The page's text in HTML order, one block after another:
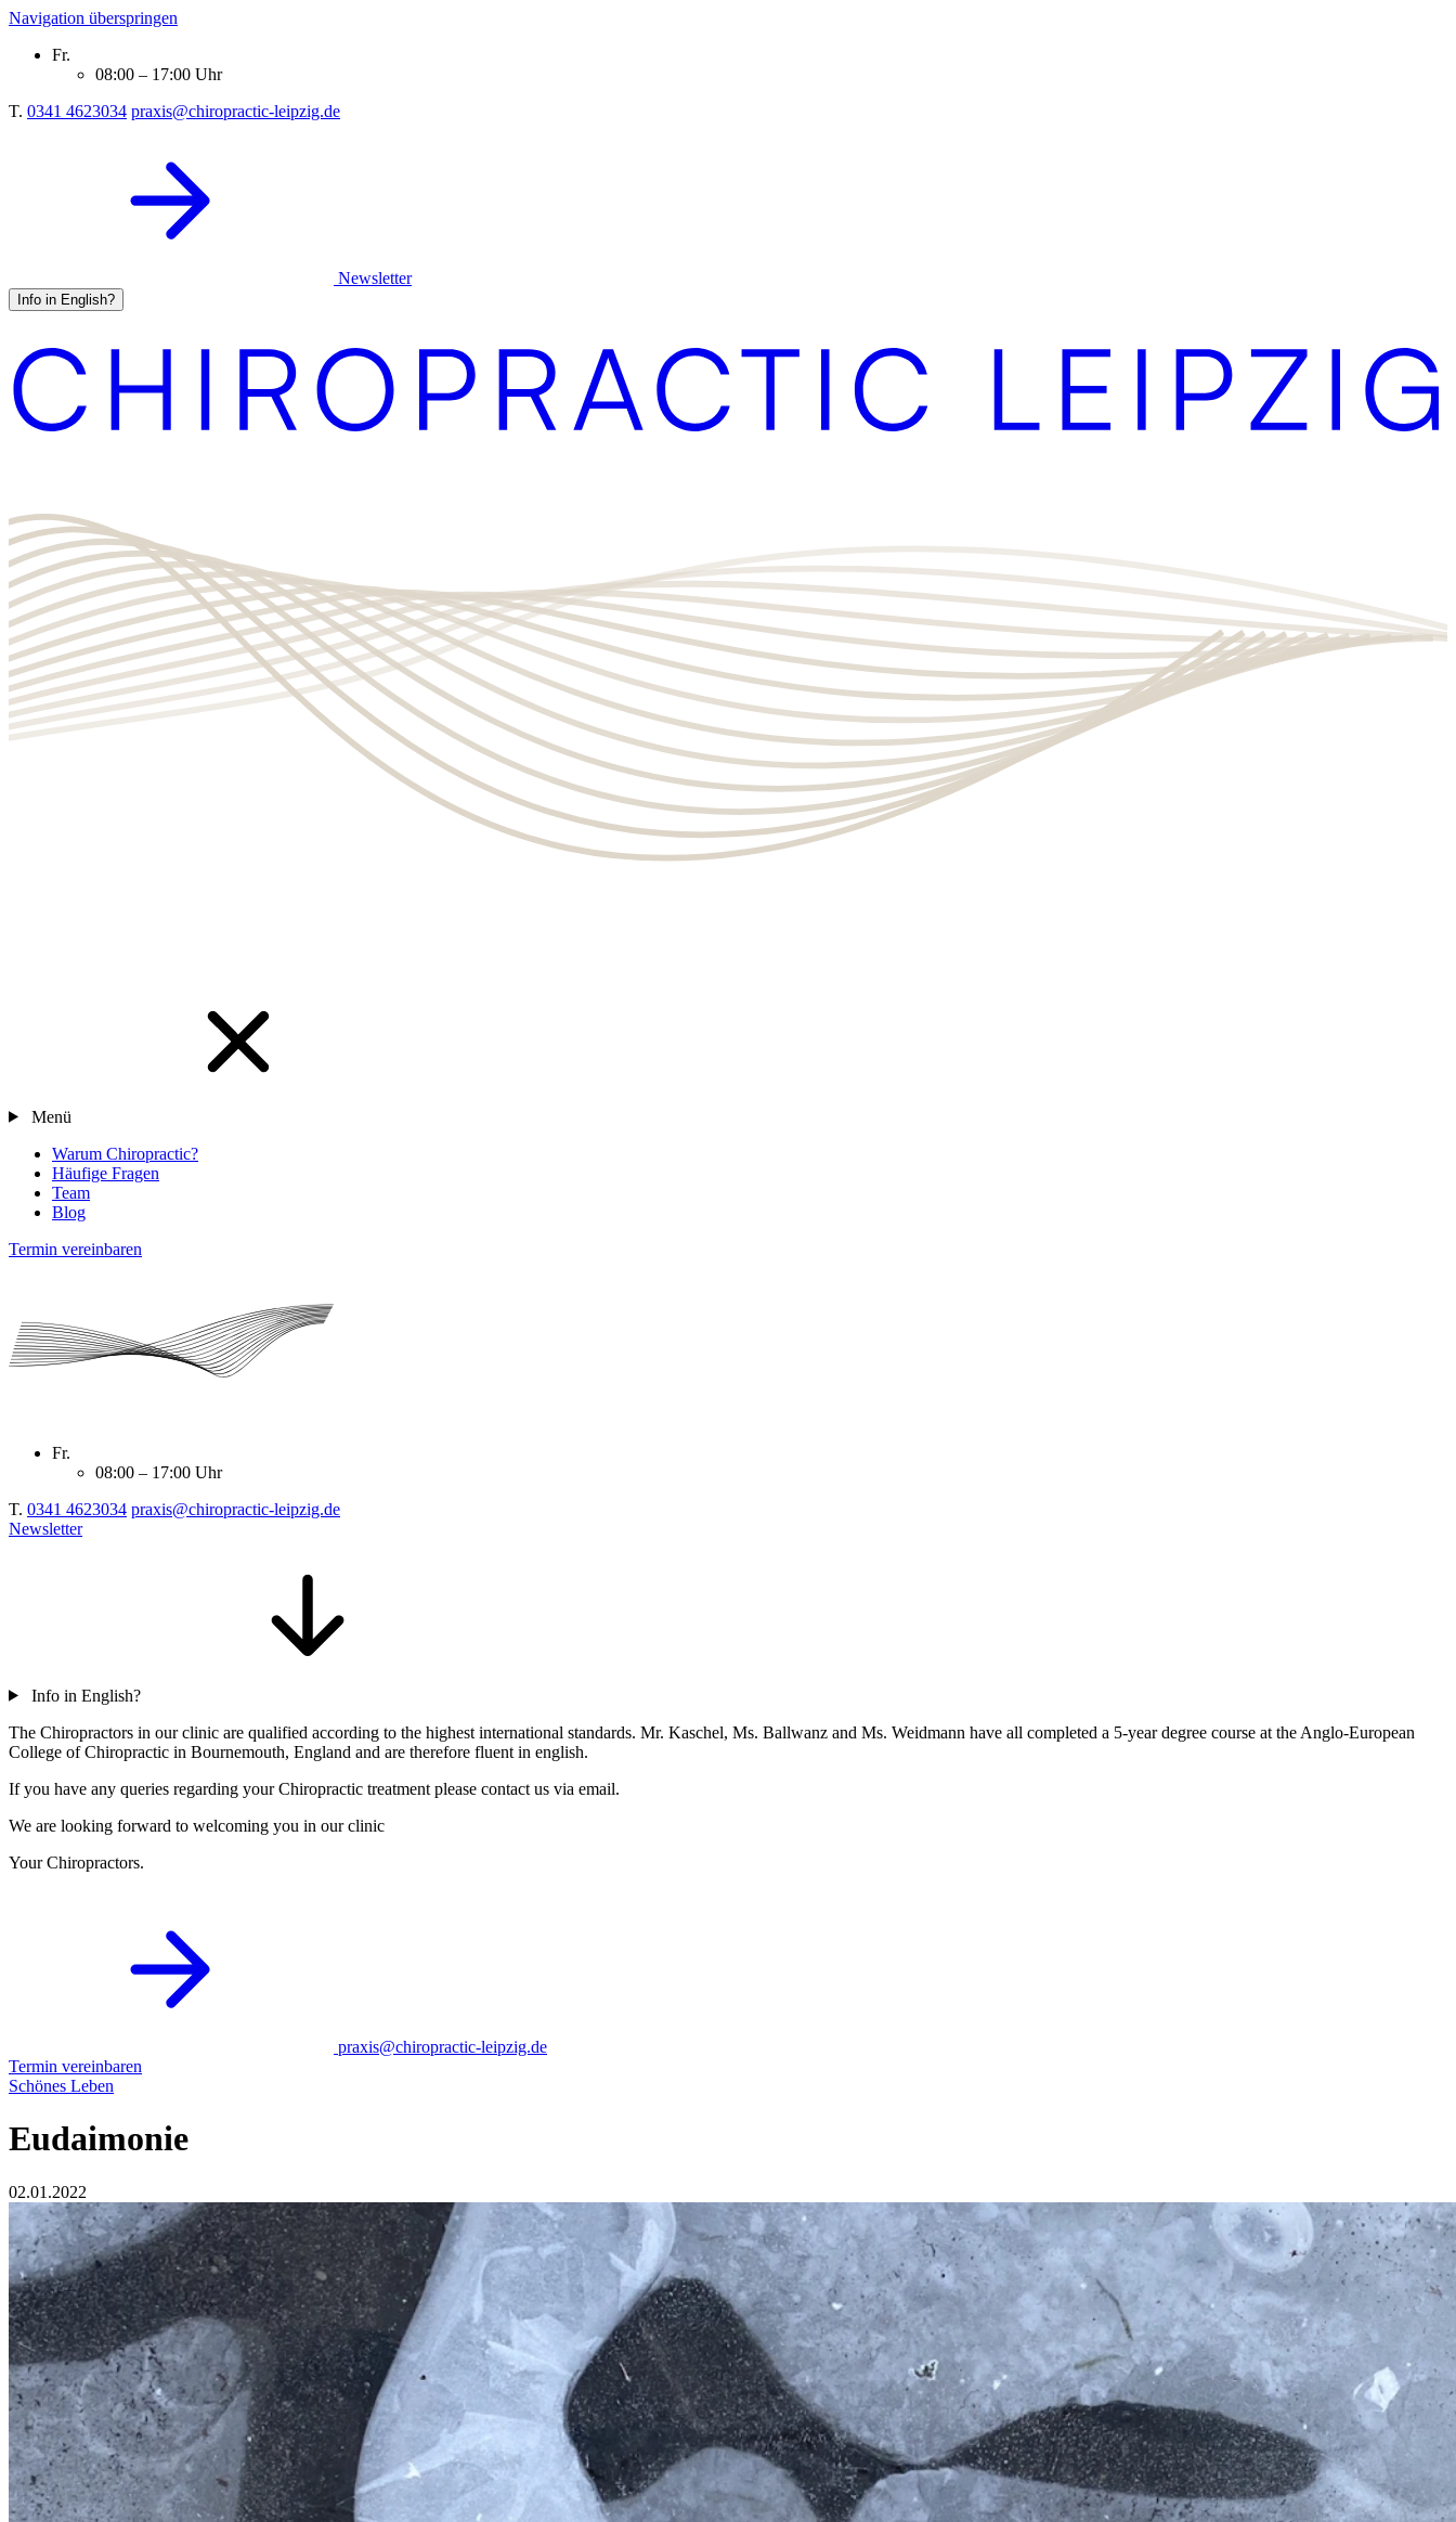
Navigation überspringen
Fr.
08:00 – 17:00 Uhr
T. 0341 4623034 praxis@chiropractic-leipzig.de
Newsletter
Info in English?
Menü
Warum Chiropractic?
Häufige Fragen
Team
Blog
Termin vereinbaren
Fr.
08:00 – 17:00 Uhr
T. 0341 4623034 praxis@chiropractic-leipzig.de
Newsletter
Info in English?
The Chiropractors in our clinic are qualified according to the highest international standards. Mr. Kaschel, Ms. Ballwanz and Ms. Weidmann have all completed a 5-year degree course at the Anglo-European
College of Chiropractic in Bournemouth, England and are therefore fluent in english.
If you have any queries regarding your Chiropractic treatment please contact us via email.
We are looking forward to welcoming you in our clinic
Your Chiropractors.
praxis@chiropractic-leipzig.de
Termin vereinbaren
Schönes Leben
Eudaimonie
02.01.2022